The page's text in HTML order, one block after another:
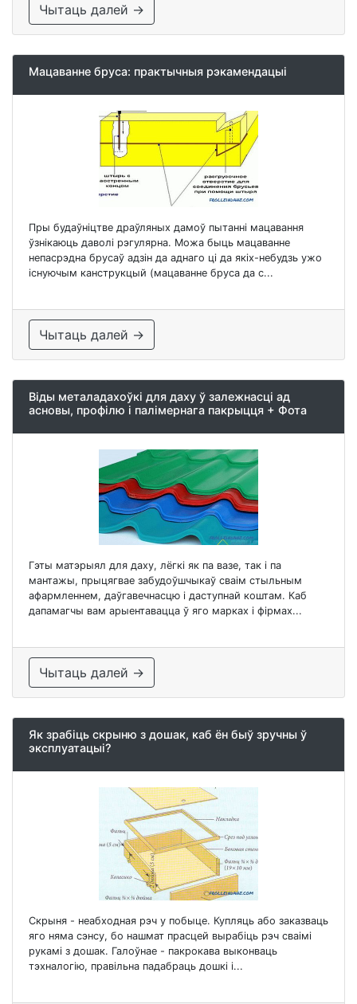
Чытаць далей →
Мацаванне бруса: практычныя рэкамендацыі
Пры будаўніцтве драўляных дамоў пытанні мацавання
ўзнікаюць даволі рэгулярна. Можа быць мацаванне
непасрэдна брусаў адзін да аднаго ці да якіх-небудзь ужо
існуючым канструкцый (мацаванне бруса да с...
Чытаць далей →
Віды металадахоўкі для даху ў залежнасці ад
асновы, профілю і палімернага пакрыцця + Фота
Гэты матэрыял для даху, лёгкі як па вазе, так і па
мантажы, прыцягвае забудоўшчыкаў сваім стыльным
афармленнем, даўгавечнасцю і даступнай коштам. Каб
дапамагчы вам арыентавацца ў яго марках і фірмах...
Чытаць далей →
Як зрабіць скрыню з дошак, каб ён быў зручны ў
эксплуатацыі?
Скрыня - неабходная рэч у побыце. Купляць або заказваць
яго няма сэнсу, бо нашмат прасцей вырабіць рэч сваімі
рукамі з дошак. Галоўнае - пакрокава выконваць
тэхналогію, правільна падабраць дошкі і...